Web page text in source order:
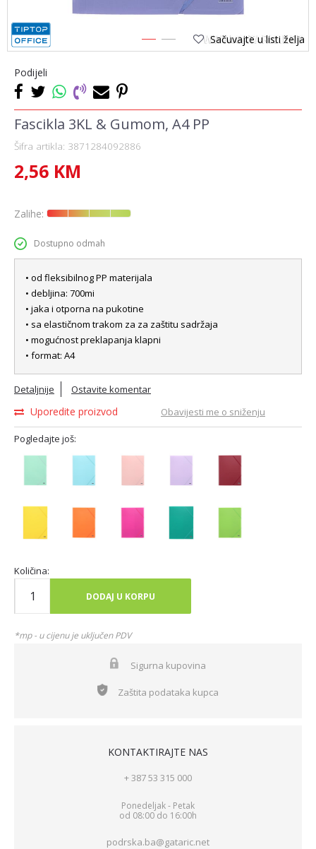
1 2 Sačuvajte u listi želja
Podijeli
Fascikla 3KL & Gumom, A4 PP
Šifra artikla: 3871284092886
2,56 KM
Zalihe:
Dostupno odmah
• od fleksibilnog PP materijala
• debljina: 700mi
• jaka i otporna na pukotine
• sa elastičnom trakom za za zaštitu sadržaja
• mogućnost preklapanja klapni
• format: A4
Detaljnije Ostavite komentar
Uporedite proizvod Obavijesti me o sniženju
Pogledajte još:
Količina:
DODAJ U KORPU
*mp - u cijenu je uključen PDV
Sigurna kupovina
Zaštita podataka kupca
KONTAKTIRAJTE NAS
+ 387 53 315 000
Ponedeljak - Petak
od 08:00 do 16:00h
podrska.ba@gataric.net